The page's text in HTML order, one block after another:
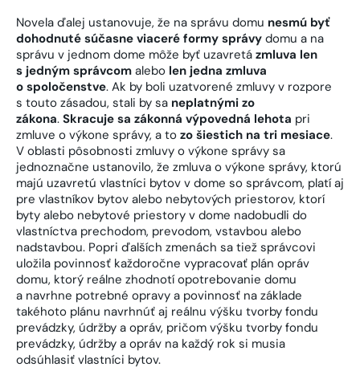
Novela ďalej ustanovuje, že na správu domu nesmú byť
dohodnuté súčasne viaceré formy správy domu a na
správu v jednom dome môže byť uzavretá zmluva len
s jedným správcom alebo len jedna zmluva
o spoločenstve. Ak by boli uzatvorené zmluvy v rozpore
s touto zásadou, stali by sa neplatnými zo
zákona. Skracuje sa zákonná výpovedná lehota pri
zmluve o výkone správy, a to zo šiestich na tri mesiace.
V oblasti pôsobnosti zmluvy o výkone správy sa
jednoznačne ustanovilo, že zmluva o výkone správy, ktorú
majú uzavretú vlastníci bytov v dome so správcom, platí aj
pre vlastníkov bytov alebo nebytových priestorov, ktorí
byty alebo nebytové priestory v dome nadobudli do
vlastníctva prechodom, prevodom, vstavbou alebo
nadstavbou. Popri ďalších zmenách sa tiež správcovi
uložila povinnosť každoročne vypracovať plán opráv
domu, ktorý reálne zhodnotí opotrebovanie domu
a navrhne potrebné opravy a povinnosť na základe
takéhoto plánu navrhnúť aj reálnu výšku tvorby fondu
prevádzky, údržby a opráv, pričom výšku tvorby fondu
prevádzky, údržby a opráv na každý rok si musia
odsúhlasiť vlastníci bytov.